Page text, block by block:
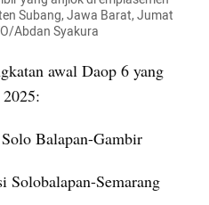
Subang, Jawa Barat, Jumat
Abdan Syakura
awal Daop 6 yang
Balapan-Gambir
Semarang